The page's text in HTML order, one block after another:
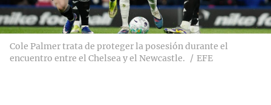
Cole Palmer trata de proteger la posesión durante el
encuentro entre el Chelsea y el Newcastle.
EFE